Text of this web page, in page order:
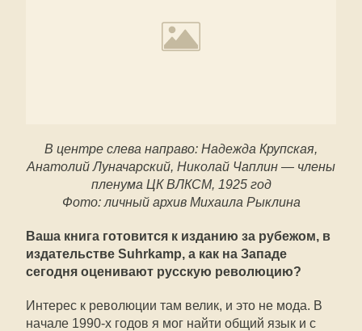
В центре слева направо: Надежда Крупская,
Анатолий Луначарский, Николай Чаплин — члены
пленума ЦК ВЛКСМ, 1925 год
Фото: личный архив Михаила Рыклина
Ваша книга готовится к изданию за рубежом, в
издательстве Suhrkamp, а как на Западе
сегодня оценивают русскую революцию?
Интерес к революции там велик, и это не мода. В
начале 1990-х годов я мог найти общий язык и с